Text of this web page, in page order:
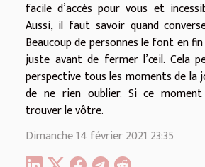
facile d’accès pour vous et
Aussi, il faut savoir quand
Beaucoup de personnes le font en
juste avant de fermer l’œil. Cela
perspective tous les moments de la
de ne rien oublier. Si ce
trouver le vôtre.
Dimanche 14 février 2021 23:35